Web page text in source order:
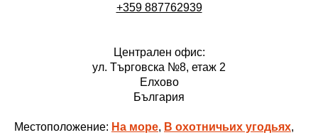
+359 887762939
Централен офис:
ул. Търговска №8, етаж 2
Елхово
България
Местоположение: На море, В охотничьих угодьях,